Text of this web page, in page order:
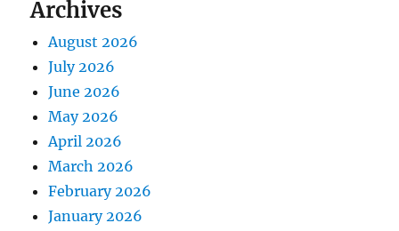
Archives
August 2026
July 2026
June 2026
May 2026
April 2026
March 2026
February 2026
January 2026